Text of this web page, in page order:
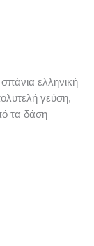
σπάνια ελληνική
γεύση,
τα δάση